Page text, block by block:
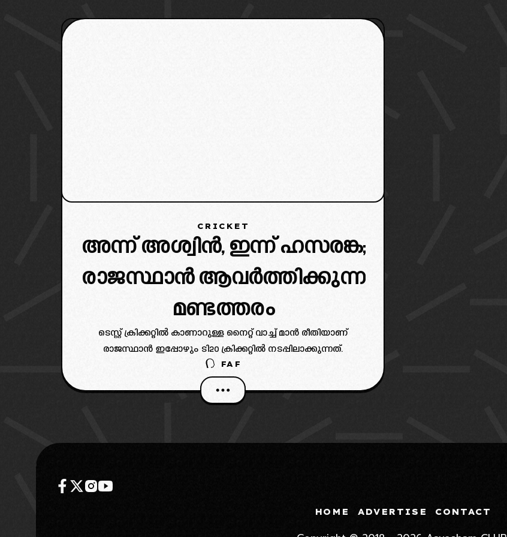
CRICKET
അന്ന് അശ്വിൻ, ഇന്ന് ഹസരങ്ക;
രാജസ്ഥാൻ ആവർത്തിക്കുന്ന
മണ്ടത്തരം
ടെസ്റ്റ് ക്രിക്കറ്റിൽ കാണാറുള്ള നൈറ്റ് വാച്ച് മാൻ രീതിയാണ്
രാജസ്ഥാൻ ഇപ്പോഴും ടി20 ക്രിക്കറ്റിൽ നടപ്പിലാക്കുന്നത്.
FAF
HOME ADVERTISE CONTACT